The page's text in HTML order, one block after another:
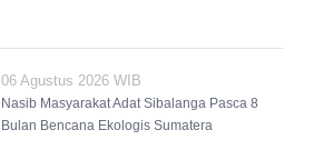
06 Agustus 2026 WIB
Nasib Masyarakat Adat Sibalanga Pasca 8
Bulan Bencana Ekologis Sumatera